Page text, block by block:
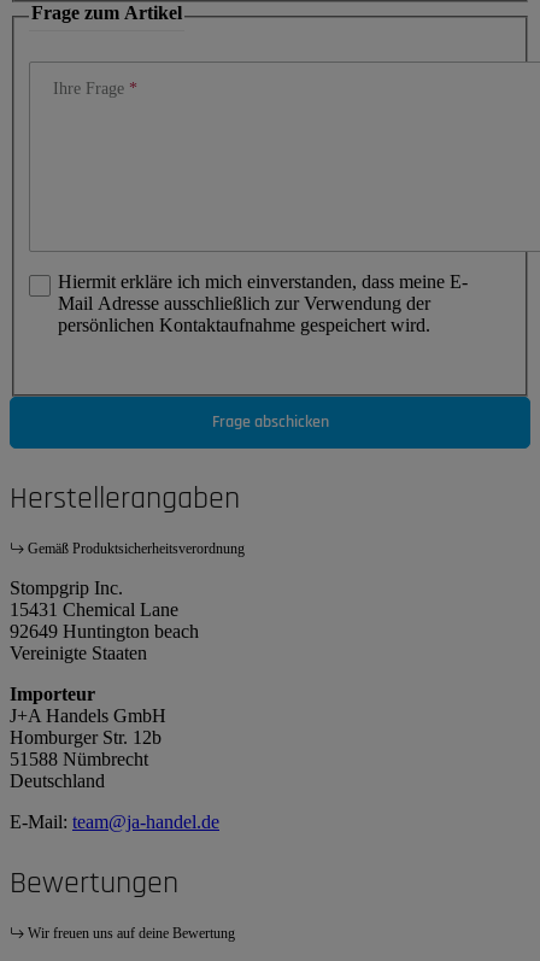
Frage zum Artikel
Ihre Frage
Hiermit erkläre ich mich einverstanden, dass meine E-
Mail Adresse ausschließlich zur Verwendung der
persönlichen Kontaktaufnahme gespeichert wird.
Frage abschicken
Herstellerangaben
Gemäß Produktsicherheitsverordnung
Stompgrip Inc.
15431 Chemical Lane
92649 Huntington beach
Vereinigte Staaten
Importeur
J+A Handels GmbH
Homburger Str. 12b
51588 Nümbrecht
Deutschland
E-Mail: team@ja-handel.de
Bewertungen
Wir freuen uns auf deine Bewertung